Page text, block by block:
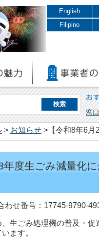
English
Filipino
お
窓
> お知らせ >【令和8年6月
年度生ごみ減量化
わせ番号：17745-9790-
生ごみ処理機の普及・促
ます。